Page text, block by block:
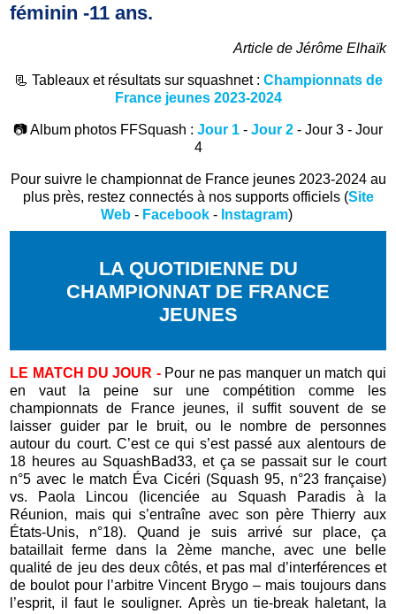
féminin -11 ans.
Article de Jérôme Elhaïk
📃 Tableaux et résultats sur squashnet : Championnats de
France jeunes 2023-2024
📷 Album photos FFSquash : Jour 1 - Jour 2 - Jour 3 - Jour
4
Pour suivre le championnat de France jeunes 2023-2024 au
plus près, restez connectés à nos supports officiels (Site
Web- Facebook- Instagram)
LA QUOTIDIENNE DU
CHAMPIONNAT DE FRANCE
JEUNES
LE MATCH DU JOUR - Pour ne pas manquer un match qui
en vaut la peine sur une compétition comme les
championnats de France jeunes, il suffit souvent de se
laisser guider par le bruit, ou le nombre de personnes
autour du court. C’est ce qui s’est passé aux alentours de
18 heures au SquashBad33, et ça se passait sur le court
n°5 avec le match Éva Cicéri (Squash 95, n°23 française)
vs. Paola Lincou (licenciée au Squash Paradis à la
Réunion, mais qui s’entraîne avec son père Thierry aux
États-Unis, n°18). Quand je suis arrivé sur place, ça
bataillait ferme dans la 2ème manche, avec une belle
qualité de jeu des deux côtés, et pas mal d’interférences et
de boulot pour l’arbitre Vincent Brygo – mais toujours dans
l’esprit, il faut le souligner. Après un tie-break haletant, la